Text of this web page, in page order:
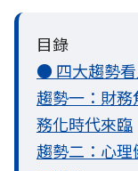
目錄
● 四大趨勢
趨勢一：財
務化時代來臨
趨勢二：心